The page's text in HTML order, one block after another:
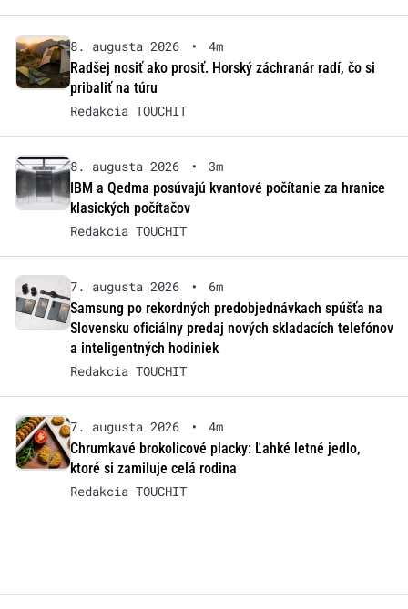
8. augusta 2026 •
4m
Radšej nosiť ako prosiť. Horský záchranár radí, čo si
pribaliť na túru
Redakcia TOUCHIT
8. augusta 2026 •
3m
IBM a Qedma posúvajú kvantové počítanie za hranice
klasických počítačov
Redakcia TOUCHIT
7. augusta 2026 •
6m
Samsung po rekordných predobjednávkach spúšťa na
Slovensku oficiálny predaj nových skladacích telefónov
a inteligentných hodiniek
Redakcia TOUCHIT
7. augusta 2026 •
4m
Chrumkavé brokolicové placky: Ľahké letné jedlo,
ktoré si zamiluje celá rodina
Redakcia TOUCHIT